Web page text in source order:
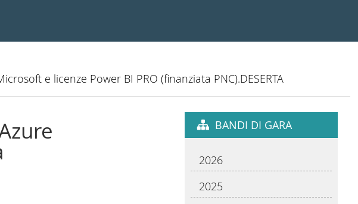
e licenze Power BI PRO (finanziata PNC).DESERTA
BANDI DI GARA
2026
2025